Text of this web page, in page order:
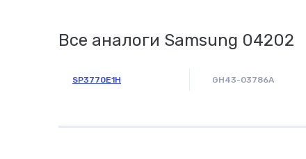
Все аналоги Samsung 04202
SP3770E1H GH43-03786A